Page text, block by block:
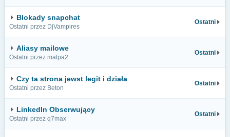
Blokady snapchat
Ostatni przez DjVampires
Ostatni
Aliasy mailowe
Ostatni przez malpa2
Ostatni
Czy ta strona jewst legit i działa
Ostatni przez Beton
Ostatni
LinkedIn Obserwujący
Ostatni przez q7max
Ostatni